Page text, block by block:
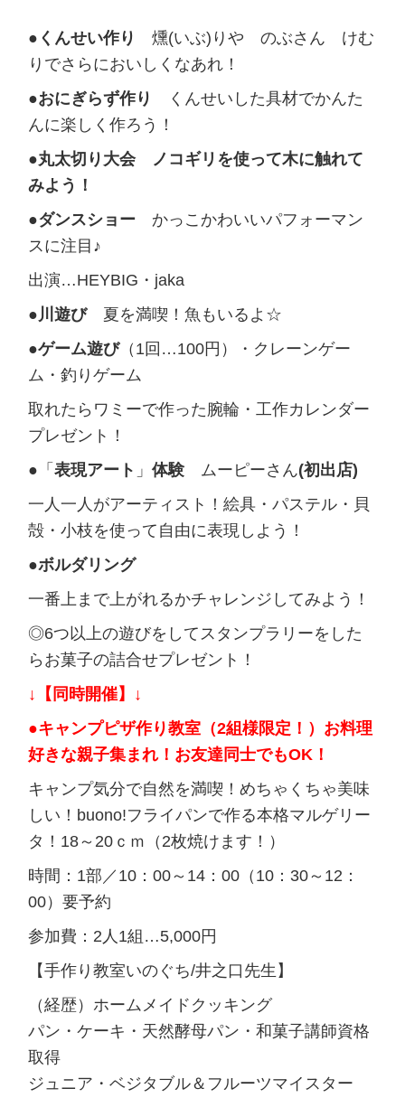
●くんせい作り燻(いぶ)りや のぶさん けむ
りでさらにおいしくなあれ！
●おにぎらず作り
くんせいした具材でかんた
んに楽しく作ろう！
●丸太切り大会 ノコギリを使って木に触れて
みよう！
●ダンスショー かっこかわいいパフォーマン
スに注目♪
出演…HEYBIG・jaka
●川遊び 夏を満喫！魚もいるよ☆
●ゲーム遊び（1回…100円）・クレーンゲー
ム・釣りゲーム
取れたらワミーで作った腕輪・工作カレンダー
プレゼント！
● 「表現アート 」体験 ムーピーさん(初出店)
一人一人がアーティスト！絵具・パステル・貝
殻・小枝を使って自由に表現しよう！
●ボルダリング
一番上まで上がれるかチャレンジしてみよう！
◎6つ以上の遊びをしてスタンプラリーをした
らお菓子の詰合せプレゼント！
↓【同時開催】↓
●キャンプピザ作り教室（2組様限定！）お料理
好きな親子集まれ！お友達同士でもOK！
キャンプ気分で自然を満喫！めちゃくちゃ美味
しい！buono!フライパンで作る本格マルゲリー
タ！18～20ｃｍ（2枚焼けます！）
時間：1部／10：00～14：00（10：30～12：
00）要予約
参加費：2人1組…5,000円
【手作り教室いのぐち/井之口先生】
（経歴）ホームメイドクッキング
パン・ケーキ・天然酵母パン・和菓子講師資格
取得
ジュニア・ベジタブル＆フルーツマイスター